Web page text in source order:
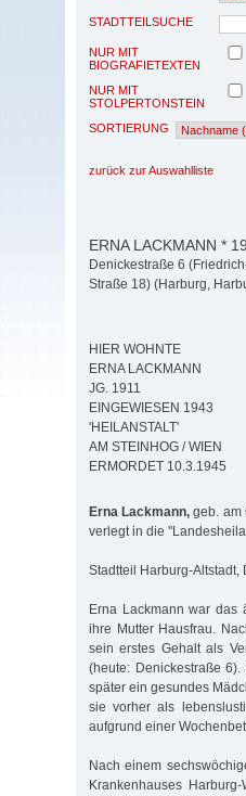
STADTTEILSUCHE
NUR MIT
BIOGRAFIETEXTEN
NUR MIT
STOLPERTONSTEIN
SORTIERUNG
zurück zur Auswahlliste
ERNA LACKMANN *
Denickestraße 6
Straße 18) (Harburg,
HIER WOHNTE
ERNA LACKMANN
JG. 1911
EINGEWIESEN 1943
'HEILANSTALT'
AM STEINHOG / WIEN
ERMORDET 10.3.1945
Erna Lackmann, geb. am
verlegt in die
Stadtteil Harburg-
Erna Lackmann war das
ihre Mutter Hausfrau.
sein erstes Gehalt als
(heute: Denickestraße
später ein gesundes
sie vorher als
aufgrund einer
Nach einem
Krankenhauses